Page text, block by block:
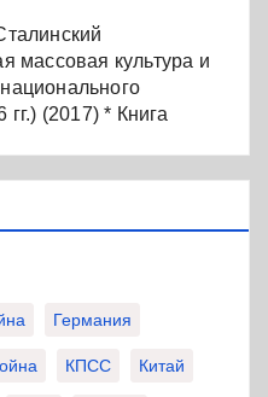
массовая культура и
(2017) * Книга
Германия
КПСС Китай